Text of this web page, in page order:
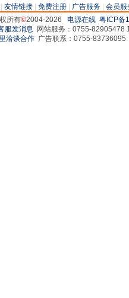
友情链接 免费注册 广告服务
会员服
所有©2004-2026 电源在线 粤ICP备
网站服务：0755-82905478
广告联系：0755-